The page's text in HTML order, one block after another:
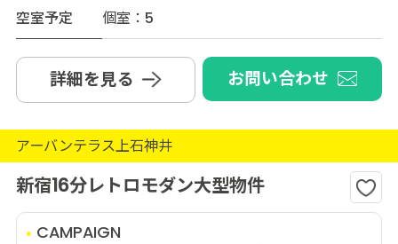
空室予定 個室：5
詳細を見る お問い合わせ
アーバンテラス上石神井
新宿16分レトロモダン大型物件
CAMPAIGN